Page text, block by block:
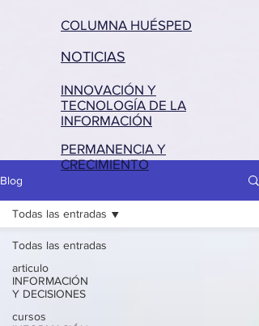
Blog
Todas las entradas
articulo
INFORMACIÓN
Y DECISIONES
cursos
Todas las entradas
COLUMNA HUÉSPED
NOTICIAS
INNOVACIÓN Y
TECNOLOGÍA DE LA
INFORMACIÓN
PERMANENCIA Y
CRECIMIENTO